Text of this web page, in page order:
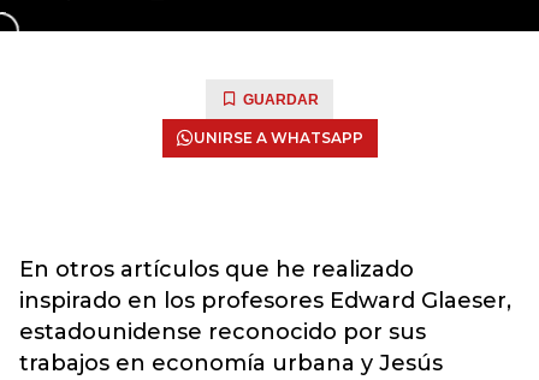
GUARDAR
UNIRSE A WHATSAPP
En otros artículos que he realizado
inspirado en los profesores Edward Glaeser,
estadounidense reconocido por sus
trabajos en economía urbana y Jesús